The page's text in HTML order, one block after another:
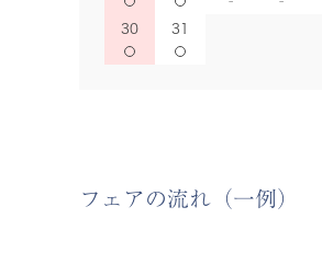
30 31
フェアの流れ（一例）